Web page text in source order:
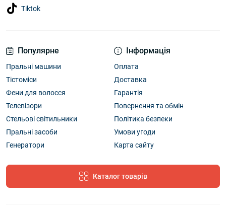
Популярне
Пральні машини
Тістоміси
Фени для волосся
Телевізори
Стельові світильники
Пральні засоби
Генератори
Інформація
Оплата
Доставка
Гарантія
Повернення та обмін
Політика безпеки
Умови угоди
Карта сайту
Каталог товарів
Tiktok